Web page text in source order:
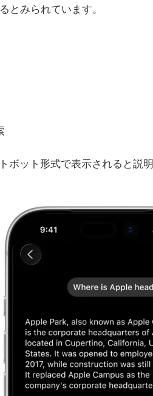
とみられています。
ット形式で表示されると説明